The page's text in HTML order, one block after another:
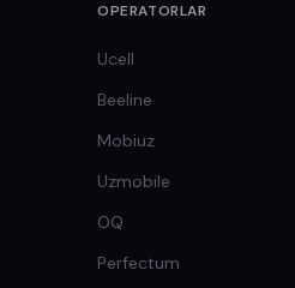
OPERATORLAR
Ucell
Beeline
Mobiuz
Uzmobile
OQ
Perfectum